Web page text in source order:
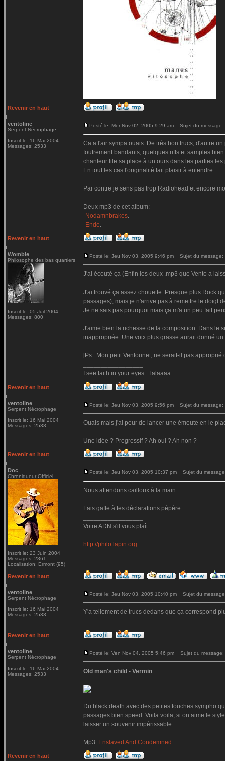
Revenir en haut
ventoline
Serpent Nécrophage
Inscrit le: 16 Mai 2004
Messages: 2533
Posté le: Mer Nov 02, 2005 9:29 am Sujet du message:
Ca a l'air sympa ouais. De très bon trucs, d'autre
foutrement bandants; quelques riffs et samples
chanteur file sa place à un ours dans les parties
En tout les cas l'originalité fait plaisir à entendre.
Par contre je sens pas trop Radiohead et encore
Deux mp3 de cet album:
-Nodamnbrakes.
-Ende.
Revenir en haut
Womble
Philosophe des bas quartiers
Inscrit le: 05 Juil 2004
Messages: 800
Posté le: Jeu Nov 03, 2005 9:46 pm Sujet du message:
J'ai écouté ça (Enfin les deux .mp3 que Vento a
J'ai trouvé ça assez chouette. Presque plus Rock
passages), mais je n'arrive pas à remettre le doigt
Je ne sais pas pourquoi mais ça m'a un peu fait
J'aime bien la richesse de la composition. Dans le
inappropriée. Une voix plus grasse aurait donné
[Ps : Mon petit Ventounet, ne serait-il pas
I see faith in your eyes... lalaaaa
Revenir en haut
ventoline
Serpent Nécrophage
Inscrit le: 16 Mai 2004
Messages: 2533
Posté le: Jeu Nov 03, 2005 9:56 pm Sujet du message:
Ouais mais j'ai peur de lancer une émeute en le
Une idée ? Progressif ? Ah oui ? Ah non ?
Revenir en haut
Doc
Chroniqueur Officiel
Inscrit le: 23 Juin 2004
Messages: 2861
Localisation: Ermont (95)
Posté le: Jeu Nov 03, 2005 10:37 pm Sujet du
Nous attendons cailloux à la main.
Fais gaffe à tes déclarations pépère.
Votre ADN s'il vous plaît.
http://philo.lapin.org
Revenir en haut
ventoline
Serpent Nécrophage
Inscrit le: 16 Mai 2004
Messages: 2533
Posté le: Jeu Nov 03, 2005 10:40 pm Sujet du
Y'a tellement de trucs dedans que ça correspond
Revenir en haut
ventoline
Serpent Nécrophage
Inscrit le: 16 Mai 2004
Messages: 2533
Posté le: Ven Nov 04, 2005 5:46 pm Sujet du message:
Old man's child - Vermin
Du black death avec des petites touches sympho
passages bien speed. Voila voila, si on aime le
laisser un souvenir impérissable.
Mp3: Enslaved And Condemned
Revenir en haut